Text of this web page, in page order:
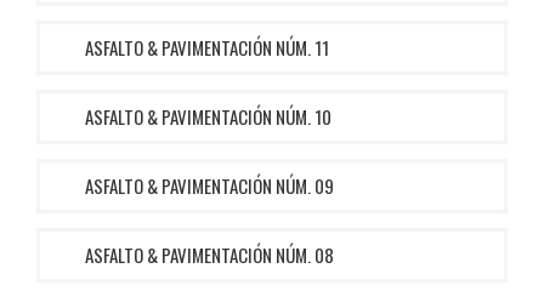
ASFALTO & PAVIMENTACIÓN NÚM. 11
ASFALTO & PAVIMENTACIÓN NÚM. 10
ASFALTO & PAVIMENTACIÓN NÚM. 09
ASFALTO & PAVIMENTACIÓN NÚM. 08